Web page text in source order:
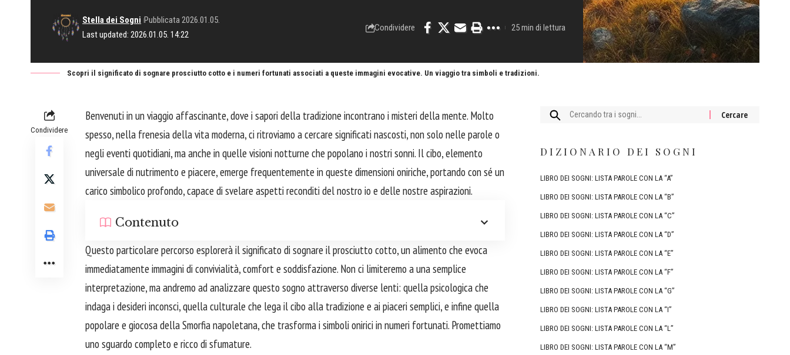
Last updated: 2026.01.05. 14:22
Stella dei Sogni Pubblicata 2026.01.05.
Condividere 25 min di lettura
Scopri il significato di sognare prosciutto cotto e i numeri fortunati associati a queste immagini evocative. Un viaggio tra simboli e tradizioni.
Condividere
Benvenuti in un viaggio affascinante, dove i sapori della tradizione incontrano i misteri della mente. Molto
spesso, nella frenesia della vita moderna, ci ritroviamo a cercare significati nascosti, non solo nelle parole o
negli eventi quotidiani, ma anche in quelle visioni notturne che popolano i nostri sonni. Il cibo, elemento
universale di nutrimento e piacere, emerge frequentemente in queste dimensioni oniriche, portando con sé un
carico simbolico profondo, capace di svelare aspetti reconditi del nostro io e delle nostre aspirazioni.
Contenuto
Questo particolare percorso esplorerà il significato di sognare il prosciutto cotto, un alimento che evoca
immediatamente immagini di convivialità, comfort e soddisfazione. Non ci limiteremo a una semplice
interpretazione, ma andremo ad analizzare questo sogno attraverso diverse lenti: quella psicologica che
indaga i desideri inconsci, quella culturale che lega il cibo alla tradizione e ai piaceri semplici, e infine quella
popolare e giocosa della Smorfia napoletana, che trasforma i simboli onirici in numeri fortunati. Promettiamo
uno sguardo completo e ricco di sfumature.
Cercare:
DIZIONARIO DEI SOGNI
LIBRO DEI SOGNI: LISTA PAROLE CON LA “A”
LIBRO DEI SOGNI: LISTA PAROLE CON LA “B”
LIBRO DEI SOGNI: LISTA PAROLE CON LA “C”
LIBRO DEI SOGNI: LISTA PAROLE CON LA “D”
LIBRO DEI SOGNI: LISTA PAROLE CON LA “E”
LIBRO DEI SOGNI: LISTA PAROLE CON LA “F”
LIBRO DEI SOGNI: LISTA PAROLE CON LA “G”
LIBRO DEI SOGNI: LISTA PAROLE CON LA “I”
LIBRO DEI SOGNI: LISTA PAROLE CON LA “L”
LIBRO DEI SOGNI: LISTA PAROLE CON LA “M”